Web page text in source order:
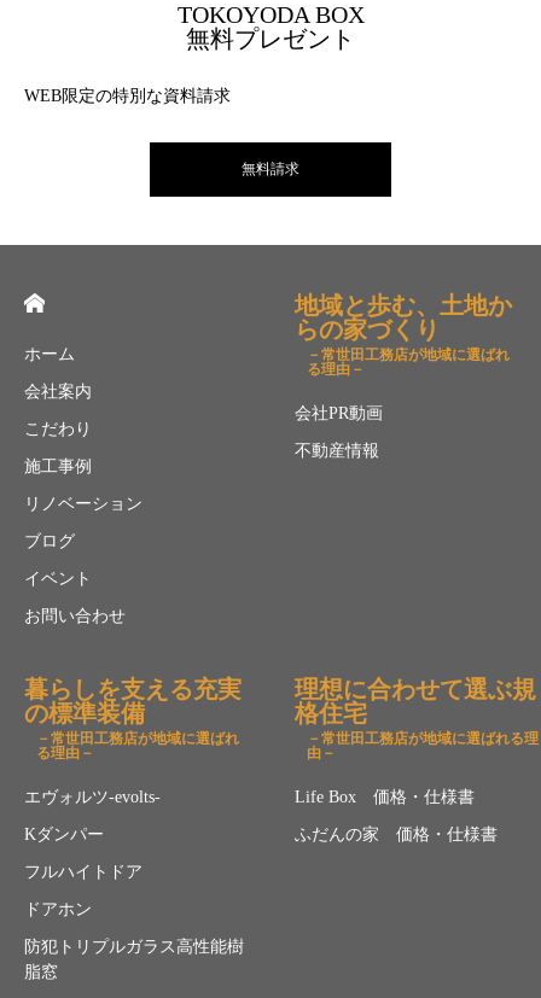
TOKOYODA BOX
無料プレゼント
WEB限定の特別な資料請求
無料請求
ホーム
会社案内
こだわり
施工事例
リノベーション
ブログ
イベント
お問い合わせ
地域と歩む、土地か
らの家づくり
－常世田工務店が地域に選ばれ
る理由－
会社PR動画
不動産情報
暮らしを支える充実
の標準装備
－常世田工務店が地域に選ばれ
る理由－
エヴォルツ-evolts-
Kダンパー
フルハイトドア
ドアホン
防犯トリプルガラス高性能樹
脂窓
理想に合わせて選ぶ規
格住宅
－常世田工務店が地域に選ばれる理
由－
Life Box 価格・仕様書
ふだんの家 価格・仕様書